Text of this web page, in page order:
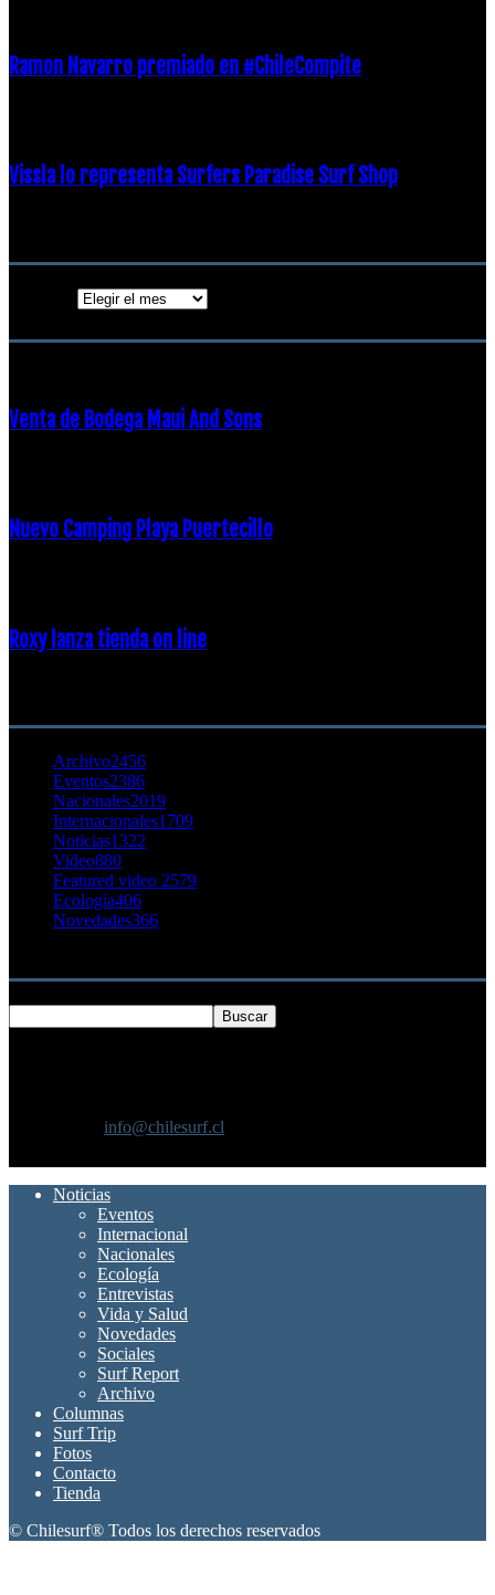
Ramon Navarro premiado en #ChileCompite
Vissla lo representa Surfers Paradise Surf Shop
Venta de Bodega Maui And Sons
Nuevo Camping Playa Puertecillo
Roxy lanza tienda on line
Archivo2456
Eventos2386
Nacionales2019
Internacionales1709
Noticias1322
Video880
Featured video 2579
Ecología406
Novedades366
info@chilesurf.cl
Noticias
Eventos
Internacional
Nacionales
Ecología
Entrevistas
Vida y Salud
Novedades
Sociales
Surf Report
Archivo
Columnas
Surf Trip
Fotos
Contacto
Tienda
© Chilesurf® Todos los derechos reservados